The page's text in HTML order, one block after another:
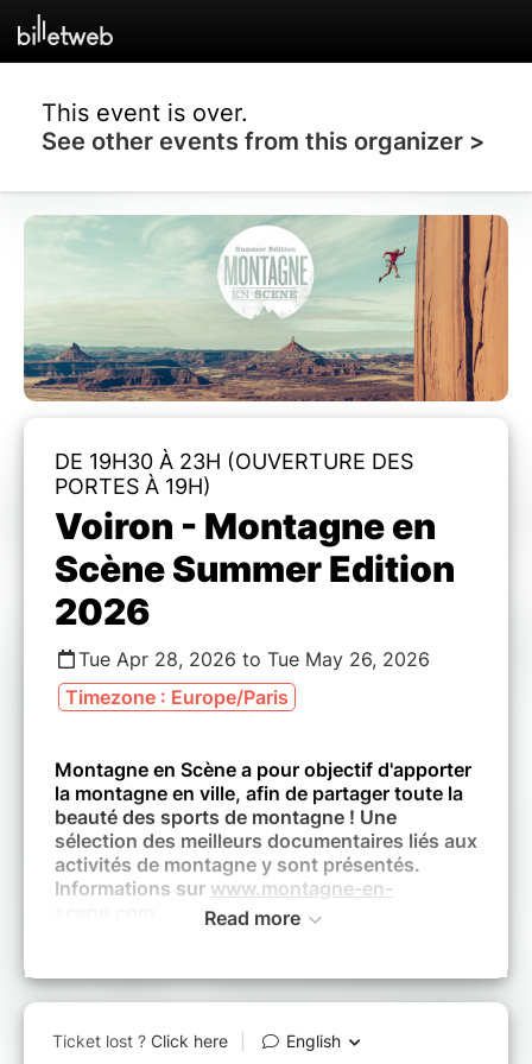
This event is over.
See other events from this organizer >
DE 19H30 À 23H (OUVERTURE DES
PORTES À 19H)
Voiron - Montagne en
Scène Summer Edition
2026
Tue Apr 28, 2026 to Tue May 26, 2026
Timezone : Europe/Paris
Montagne en Scène a pour objectif d'apporter
la montagne en ville, afin de partager toute la
beauté des sports de montagne ! Une
sélection des meilleurs documentaires liés aux
activités de montagne y sont présentés.
Informations sur www.montagne-en-
sont intégralement sous-titrés en français.
Read more